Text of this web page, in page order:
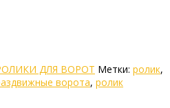
ДЛЯ ВОРОТ Метки: ролик,
ворота, ролик